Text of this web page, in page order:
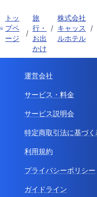
トッ
プペ
ージ
/
旅
行・
お出
かけ
/
株式会社
キャッス
ルホテル
/
運営会社
サービス・料金
サービス説明会
特定商取引法に基づ
利用規約
プライバシーポリシー
ガイドライン